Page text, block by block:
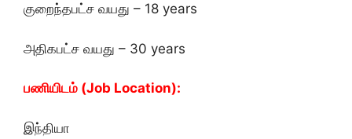
குறைந்தபட்ச வயது – 18 years
அதிகபட்ச வயது – 30 years
பணியிடம் (Job Location):
இந்தியா